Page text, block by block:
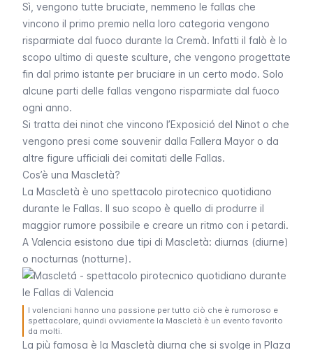
Sì, vengono tutte bruciate, nemmeno le fallas che
vincono il primo premio nella loro categoria vengono
risparmiate dal fuoco durante la Cremà. Infatti il falò è lo
scopo ultimo di queste sculture, che vengono progettate
fin dal primo istante per bruciare in un certo modo. Solo
alcune parti delle fallas vengono risparmiate dal fuoco
ogni anno.
Si tratta dei ninot che vincono l’Exposició del Ninot o che
vengono presi come souvenir dalla Fallera Mayor o da
altre figure ufficiali dei comitati delle Fallas.
Cos’è una Mascletà?
La Mascletà è uno spettacolo pirotecnico quotidiano
durante le Fallas. Il suo scopo è quello di produrre il
maggior rumore possibile e creare un ritmo con i petardi.
A Valencia esistono due tipi di Mascletà: diurnas (diurne)
o nocturnas (notturne).
I valenciani hanno una passione per tutto ciò che è rumoroso e
spettacolare, quindi ovviamente la Mascletà è un evento favorito
da molti.
La più famosa è la Mascletà diurna che si svolge in Plaza